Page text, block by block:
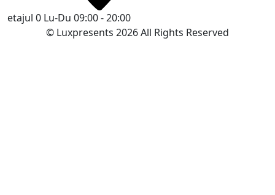
etajul 0 Lu-Du 09:00 - 20:00
© Luxpresents 2026 All Rights Reserved